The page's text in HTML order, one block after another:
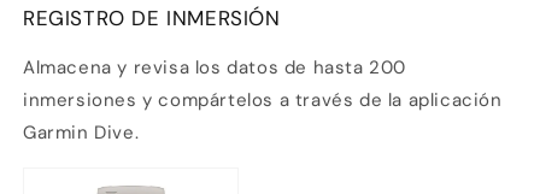
REGISTRO DE INMERSIÓN
Almacena y revisa los datos de hasta 200
inmersiones y compártelos a través de la aplicación
Garmin Dive.